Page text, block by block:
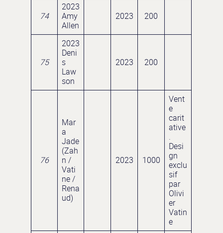
74
2023
Amy
Allen
2023 200
75
2023
Deni
s
Law
son
2023 200
76
Mar
a
Jade
(Zah
n /
Vati
ne /
Rena
ud)
2023 1000
Vent
e
carit
ative
.
Desi
gn
exclu
sif
par
Olivi
er
Vatin
e